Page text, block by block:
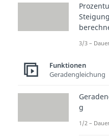
Steigung
3/3 –
Funktionen
Geradengleichung
g
1/2 –